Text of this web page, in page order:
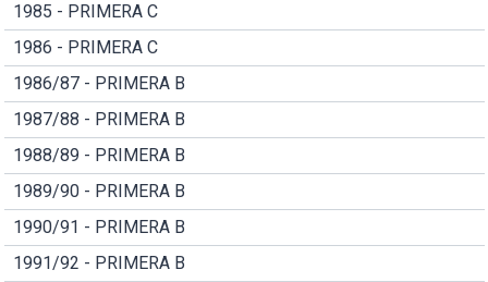
1985 - PRIMERA C
1986 - PRIMERA C
1986/87 - PRIMERA B
1987/88 - PRIMERA B
1988/89 - PRIMERA B
1989/90 - PRIMERA B
1990/91 - PRIMERA B
1991/92 - PRIMERA B